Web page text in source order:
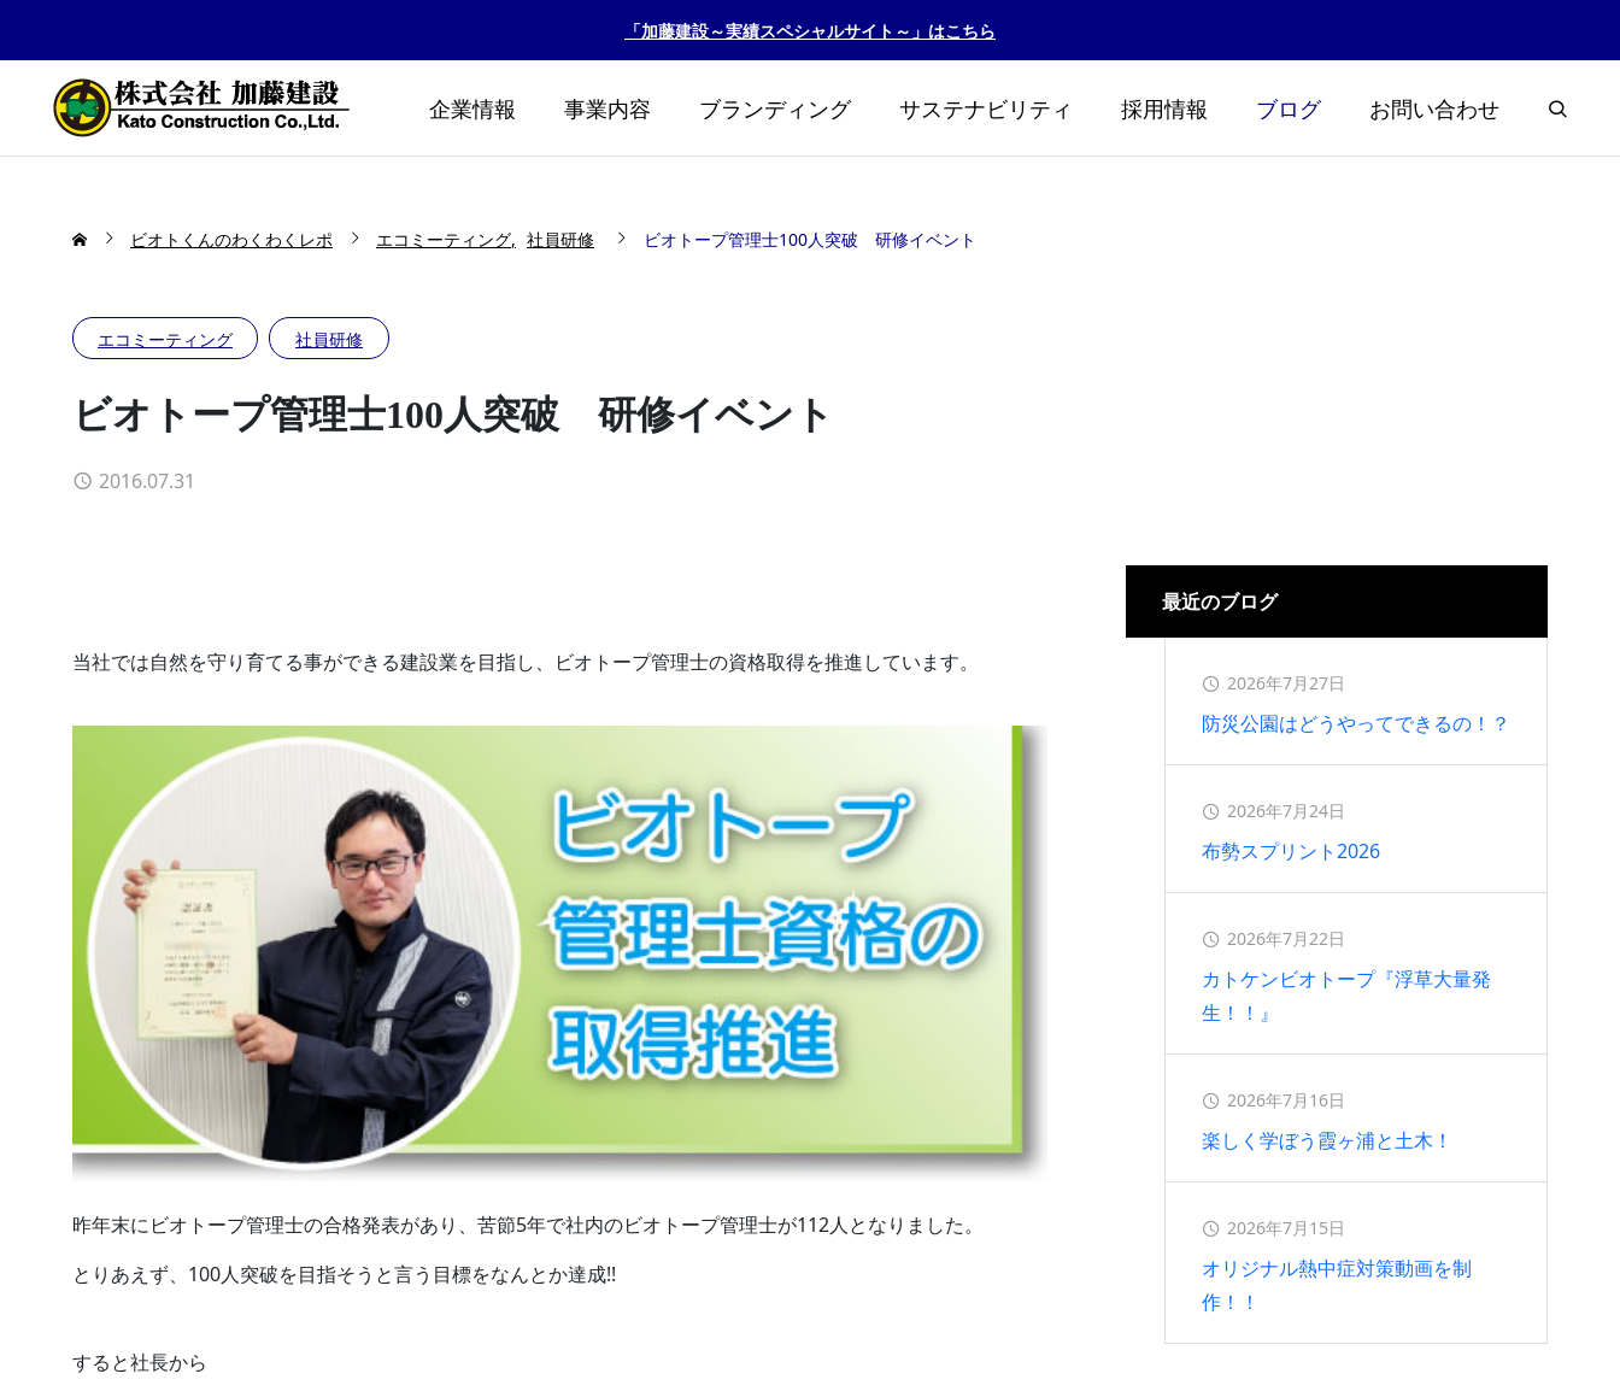
「加藤建設～実績スペシャルサイト～」はこちら
企業情報 事業内容 ブランディング サステナビリティ 採用情報 ブログ お問い合わせ
防災公園はどうやってできる
ビオトくんのわくわくレポ エコミーティング 社員研修 ビオトープ管理士100人突破 研修イベント
エコミーティング 社員研修
ビオトープ管理士100人突破 研修イベント
2016.07.31
当社では自然を守り育てる事ができる建設業を目指し、ビオトープ管理士の資格取得を推進しています。
昨年末にビオトープ管理士の合格発表があり、苦節5年で社内のビオトープ管理士が112人となりました。
とりあえず、100人突破を目指そうと言う目標をなんとか達成!!
すると社長から
最近のブログ
防災公園はどうやってできるの！？
2026年7月27日
布勢スプリント2026
2026年7月24日
カトケンビオトープ『浮草大量発
生！！』
2026年7月22日
楽しく学ぼう霞ヶ浦と土木！
2026年7月16日
オリジナル熱中症対策動画を制
作！！
2026年7月15日